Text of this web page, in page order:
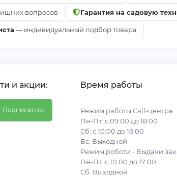
вопросов Гарантия на садовую
— индивидуальный подбор товара
и акции:
Подписаться
Время работы
Режим работы Call-центра
Пн-Пт: с 09:00 до 18:00
Сб: с 10:00 до 16:00
Вс: Выходной
Режим роботи - Выдачи
Пн-Пт: с 10:00 до 17:00
Сб: Выходной